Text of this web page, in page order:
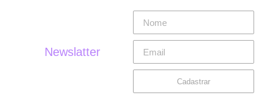
Newslatter
Cadastrar